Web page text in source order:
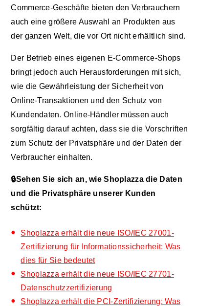
Commerce-Geschäfte bieten den Verbrauchern
auch eine größere Auswahl an Produkten aus
der ganzen Welt, die vor Ort nicht erhältlich sind.
Der Betrieb eines eigenen E-Commerce-Shops
bringt jedoch auch Herausforderungen mit sich,
wie die Gewährleistung der Sicherheit von
Online-Transaktionen und den Schutz von
Kundendaten. Online-Händler müssen auch
sorgfältig darauf achten, dass sie die Vorschriften
zum Schutz der Privatsphäre und der Daten der
Verbraucher einhalten.
🔒Sehen Sie sich an, wie Shoplazza die Daten
und die Privatsphäre unserer Kunden
schützt:
Shoplazza erhält die neue ISO/IEC 27001-
Zertifizierung für Informationssicherheit: Was
dies für Sie bedeutet
Shoplazza erhält die neue ISO/IEC 27701-
Datenschutzzertifizierung
Shoplazza erhält die PCI-Zertifizierung: Was